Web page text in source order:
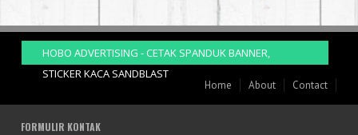
HOBO ADVERTISING - CETAK SPANDUK BANNER,
STICKER KACA SANDBLAST
Home About Contact
FORMULIR KONTAK